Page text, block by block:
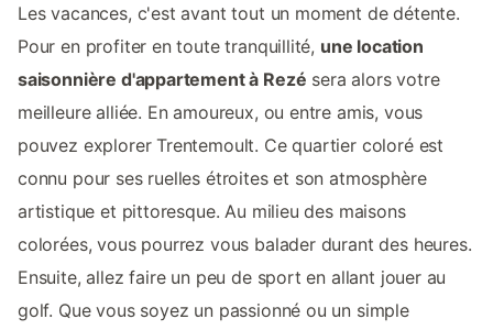
Les vacances, c'est avant tout un moment de détente.
Pour en profiter en toute tranquillité, une location
saisonnière d'appartement à Rezé sera alors votre
meilleure alliée. En amoureux, ou entre amis, vous
pouvez explorer Trentemoult. Ce quartier coloré est
connu pour ses ruelles étroites et son atmosphère
artistique et pittoresque. Au milieu des maisons
colorées, vous pourrez vous balader durant des heures.
Ensuite, allez faire un peu de sport en allant jouer au
golf. Que vous soyez un passionné ou un simple